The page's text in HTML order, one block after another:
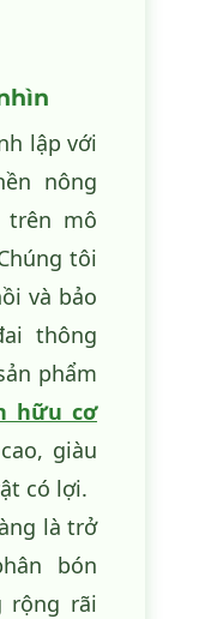
lập với
nông
trên mô
tôi
và bảo
thông
phẩm
hữu cơ
giàu
có lợi.
là trở
bón
rộng rãi